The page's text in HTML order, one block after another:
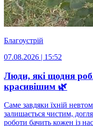
Благоустрій
07.08.2026 | 15:52
Люди, які щодня
красивішим 🌿
Саме завдяки їхній
залишається чистим,
роботи бачить кожен із